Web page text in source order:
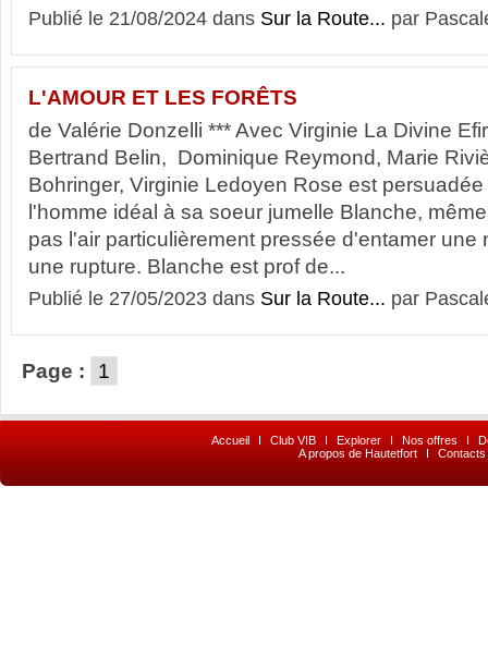
Publié le 21/08/2024 dans Sur la Route... par
L'AMOUR ET LES FORÊTS
de Valérie Donzelli *** Avec Virginie La Divine
Bertrand Belin, Dominique Reymond, Marie
Bohringer, Virginie Ledoyen Rose est
l'homme idéal à sa soeur jumelle Blanche,
pas l'air particulièrement pressée d'entamer une
une rupture. Blanche est prof de...
Publié le 27/05/2023 dans Sur la Route... par
Page : 1
Accueil I Club VIB I Explorer I Nos offres I
A propos de Hautetfort
I Contacts